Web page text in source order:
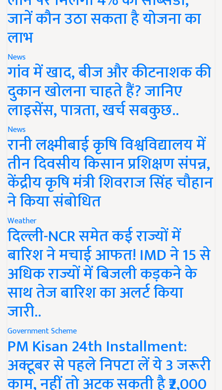
जानें कौन उठा सकता है योजना का
लाभ
News
गांव में खाद, बीज और कीटनाशक की
दुकान खोलना चाहते हैं? जानिए
लाइसेंस, पात्रता, खर्च सबकुछ..
News
रानी लक्ष्मीबाई कृषि विश्वविद्यालय में
तीन दिवसीय किसान प्रशिक्षण संपन्न,
केंद्रीय कृषि मंत्री शिवराज सिंह चौहान
ने किया संबोधित
Weather
दिल्ली-NCR समेत कई राज्यों में
बारिश ने मचाई आफत! IMD ने 15 से
अधिक राज्यों में बिजली कड़कने के
साथ तेज बारिश का अलर्ट किया
जारी..
Government Scheme
PM Kisan 24th Installment:
अक्टूबर से पहले निपटा लें ये 3 जरूरी
काम, नहीं तो अटक सकती है ₹2,000